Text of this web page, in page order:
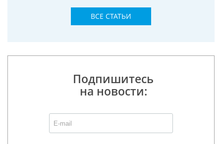
ВСЕ СТАТЬИ
Подпишитесь
на новости: